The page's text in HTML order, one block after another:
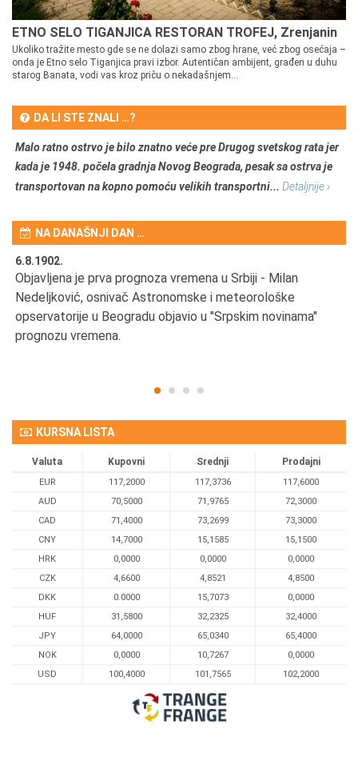
ETNO SELO TIGANJICA RESTORAN TROFEJ, Zrenjanin
Ukoliko tražite mesto gde se ne dolazi samo zbog hrane, već zbog osećaja –
onda je Etno selo Tiganjica pravi izbor. Autentičan ambijent, građen u duhu
starog Banata, vodi vas kroz priču o nekadašnjem...
DA LI STE ZNALI …?
Malo ratno ostrvo je bilo znatno veće pre Drugog svetskog rata jer
kada je 1948. počela gradnja Novog Beograda, pesak sa ostrva je
transportovan na kopno pomoću velikih transportni... Detaljnije ›
NA DANAŠNJI DAN …
6.8.1902.
Objavljena je prva prognoza vremena u Srbiji - Milan
Nedeljković, osnivač Astronomske i meteorološke
opservatorije u Beogradu objavio u "Srpskim novinama"
prognozu vremena.
KURSNA LISTA
Valuta Kupovni Srednji Prodajni
EUR 117,2000 117,3736
117,6000
AUD
70,5000 71,9765
72,3000
CAD
71,4000 73,2699
73,3000
CNY
14,7000 15,1585
15,1500
HRK
0,0000 0,0000
0,0000
CZK
4,6600 4,8521
4,8500
DKK
0.0000 15,7073
0,0000
HUF
31,5800 32,2325
32,4000
JPY
64,0000 65,0340
65,4000
NOK
0,0000 10,7267
0,0000
USD
100,4000 101,7565 102,2000